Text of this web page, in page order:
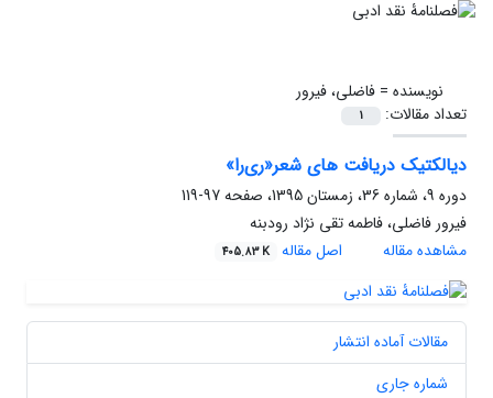
نویسنده =فاضلی، فیرور
تعداد مقالات:
1
دیالکتیک دریافت های شعر«ری‌را»
دوره 9، شماره 36، زمستان 1395، صفحه
97-119
فیرور فاضلی، فاطمه تقی نژاد رودبنه
مشاهده مقاله
اصل مقاله 405.83 K
مقالات آماده انتشار
شماره جاری